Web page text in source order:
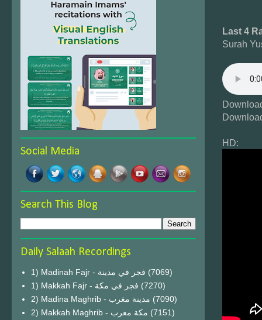
Last 4
Surah
HD:
Social Media
Search This Blog
Daily Salaah Recordings
1) Madinah Fajr - فجر في مدينة (7069)
1) Makkah Fajr - فجر في مكة (7270)
2) Madina Maghrib - مدينة مغرب (7090)
2) Makkah Maghrib - مكة مغرب (7151)